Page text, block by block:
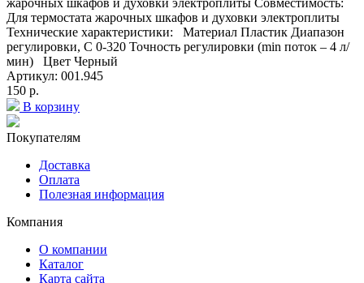
жарочных шкафов и духовки электроплиты Совместимость:
Для термостата жарочных шкафов и духовки электроплиты
Технические характеристики: Материал Пластик Диапазон
регулировки, C 0-320 Точность регулировки (min поток – 4 л/
мин) Цвет Черный
Артикул: 001.945
150 р.
В корзину
Покупателям
Доставка
Оплата
Полезная информация
Компания
О компании
Каталог
Карта сайта